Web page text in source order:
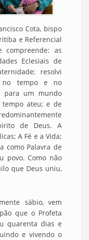
Cota, bispo
e Referencial
compreende: as
Eclesiais de
resolvi
no tempo e no
para um mundo
ateu; e de
de Deus. A
A Fé e a Vida;
como Palavra de
povo. Como não
que Deus uniu,
sábio, vem
que o Profeta
quarenta dias e
e vivendo o